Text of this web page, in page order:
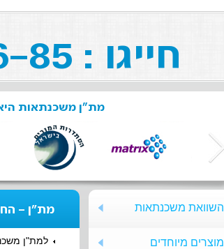
חייגו : 073-211-26-85
מת"ן משכנתאות היא
השוואת משכנתאות
מוצרים מיוחדים
מת"ן -